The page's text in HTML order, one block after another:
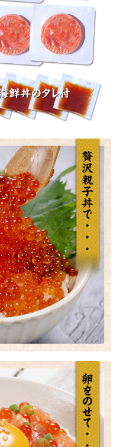
close
できません。
(必
須)
ません。領収書は購入履歴